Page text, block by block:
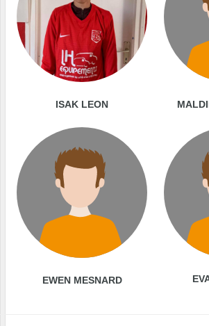
ISAK LEON
EWEN MESNARD